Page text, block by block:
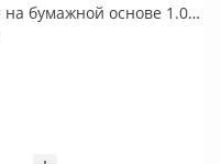
88626-2 MOTIVE Обои виниловые на бумажной основе 1.06*15.6